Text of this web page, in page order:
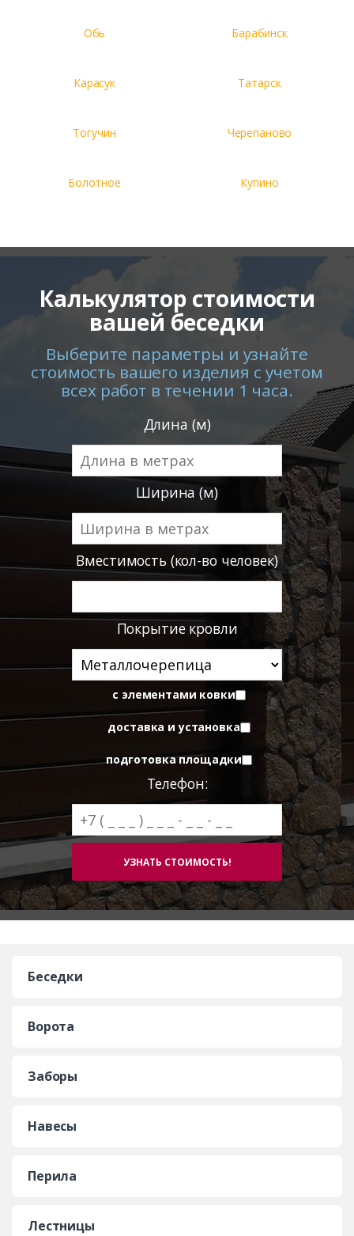
Обь Барабинск
Карасук Татарск
Тогучин Черепаново
Болотное Купино
Калькулятор стоимости
вашей беседки
Выберите параметры и узнайте
стоимость вашего изделия с учетом
всех работ в течении 1 часа.
Длина (м)
Ширина (м)
Вместимость (кол-во человек)
Покрытие кровли
с элементами ковки
доставка и установка
подготовка площадки
Телефон:
Беседки
Ворота
Заборы
Навесы
Перила
Лестницы